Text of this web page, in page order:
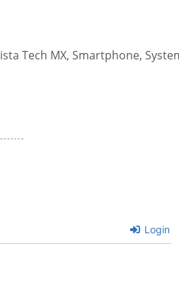
Tech MX, Smartphone,
Login